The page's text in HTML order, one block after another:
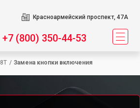
Красноармейский проспект, 47А
+7 (800) 350-44-53
8T / Замена кнопки включения